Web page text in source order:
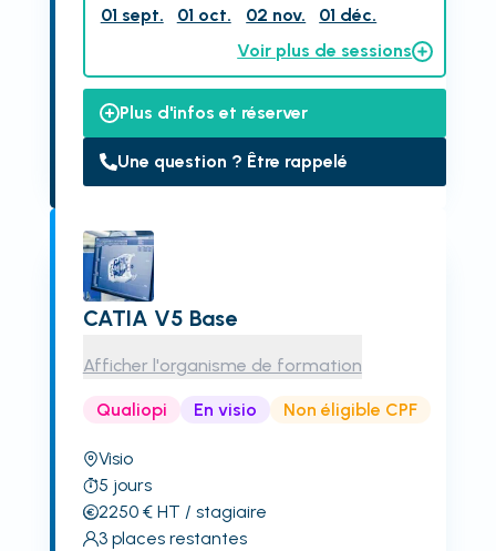
01 sept.
01 oct. 02 nov.
01 déc.
Voir plus de sessions
Plus d'infos et réserver
Une question ? Être rappelé
CATIA V5 Base
Afficher l'organisme de formation
Qualiopi En visio Non éligible CPF
Visio
5 jours
2250€ HT / stagiaire
3 places restantes